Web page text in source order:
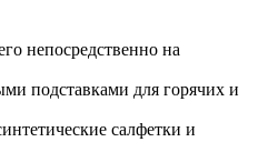
непосредственно на
подставками для горячих и
салфетки и